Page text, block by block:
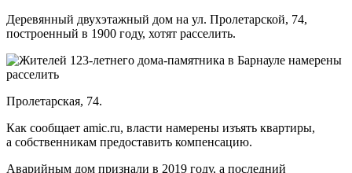
Деревянный двухэтажный дом на ул. Пролетарской, 74,
построенный в 1900 году, хотят расселить.
Пролетарская, 74.
Как сообщает amic.ru, власти намерены изъять квартиры,
а собственникам предоставить компенсацию.
Аварийным дом признали в 2019 году, а последний